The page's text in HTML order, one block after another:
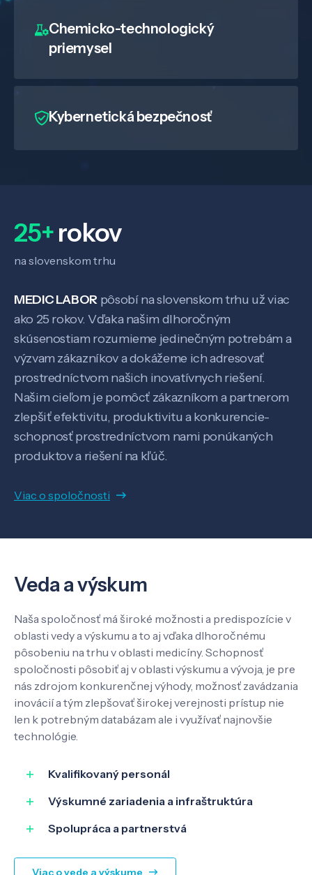
SK EN
Chemicko-technologický
priemysel
Kybernetická bezpečnosť
25+rokov
na slovenskom trhu
MEDIC LABOR pôsobí na slovenskom trhu už viac
ako 25 rokov. Vďaka našim dlhoročným
skúsenostiam rozumieme jedinečným potrebám a
výzvam zákazníkov a dokážeme ich adresovať
prostredníctvom našich inovatívnych riešení.
Našim cieľom je pomôcť zákazníkom a partnerom
zlepšiť efektivitu, produktivitu a konkurencie-
schopnosť prostredníctvom nami ponúkaných
produktov a riešení na kľúč.
Viac o spoločnosti
Veda a výskum
Naša spoločnosť má široké možnosti a predispozície v
oblasti vedy a výskumu a to aj vďaka dlhoročnému
pôsobeniu na trhu v oblasti medicíny. Schopnosť
spoločnosti pôsobiť aj v oblasti výskumu a vývoja, je pre
nás zdrojom konkurenčnej výhody, možnosť zavádzania
inovácií a tým zlepšovať širokej verejnosti prístup nie
len k potrebným databázam ale i využívať najnovšie
technológie.
Kvalifikovaný personál
Výskumné zariadenia a infraštruktúra
Spolupráca a partnerstvá
Viac o vede a výskume